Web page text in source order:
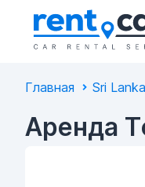
Главная Sri Lanka
Аренда